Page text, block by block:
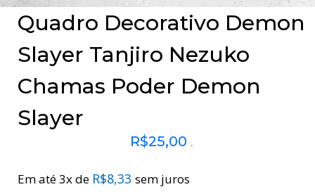
Quadro Decorativo Demon
Slayer Tanjiro Nezuko
Chamas Poder Demon
Slayer
R$25,00 .
Em até 3x de R$8,33 sem juros